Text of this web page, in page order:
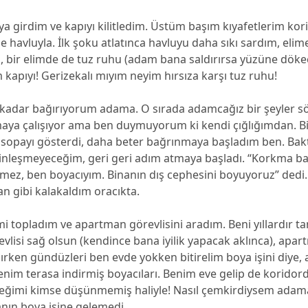
girdim ve kapıyı kilitledim. Üstüm başım kıyafetlerim
havluyla. İlk şoku atlatınca havluyu daha sıkı sardım,
bir elimde de tuz ruhu (adam bana saldırırsa yüzüne
Gerizekalı mıyım neyim hırsıza karşı tuz ruhu!
kadar bağırıyorum adama. O sırada adamcağız bir şeyler
çalışıyor ama ben duymuyorum ki kendi çığlığımdan.
gösterdi, daha beter bağrınmaya başladım ben.
geri geri adım atmaya başladı. “Korkma
ben boyacıyım. Binanın dış cephesini boyuyoruz”
gibi kalakaldım oracıkta.
topladım ve apartman görevlisini aradım. Beni yıllardır
sağ olsun (kendince bana iyilik yapacak aklınca),
gündüzleri ben evde yokken bitirelim boya işini diye,
terasa indirmiş boyacıları. Benim eve gelip de
kimse düşünmemiş haliyle! Nasıl çemkirdiysem